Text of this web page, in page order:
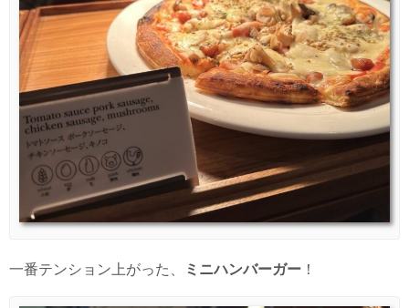
一番テンション上がった、 ミニハンバーガー ！